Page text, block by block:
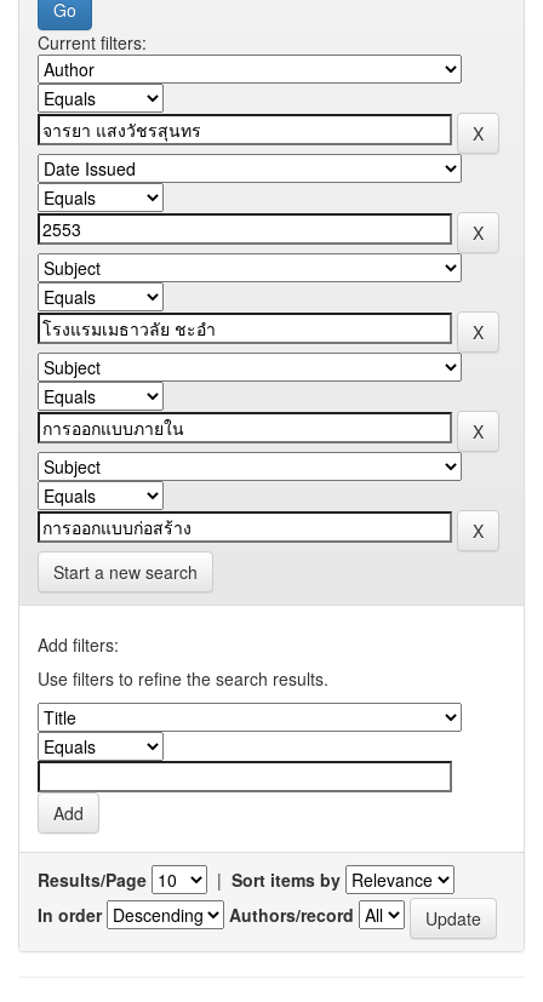
Current filters:
Start a new search
Add filters:
Use filters to refine the search results.
Results/Page | Sort items by
In order
Authors/record